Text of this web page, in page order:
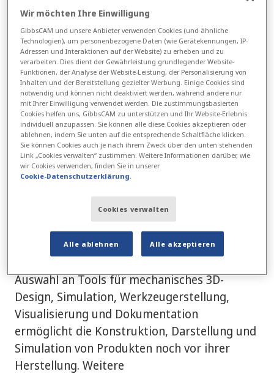
Zertifizierung von Autodesk, Solid Edge und
SOLIDWORKS erhalten.
Ansys
Ansys bietet Software für das direkte
Modellieren in Konstruktion und Fertigung.
Die heraisragende Software von Ansys ist
intuitiv und vollständig CAD-neutral.
Autodesk Inc.- Autodesk Inventor Family,
AutoCAD Mechanica
Die Software Autodesk Inventor bietet
Ingenieuren Funktionen, die über 3D
hinausgehen und bis zum digitalen
Prototyping reichen. Eine umfangreiche
Auswahl an Tools für mechanisches 3D-
Design, Simulation, Werkzeugerstellung,
Visualisierung und Dokumentation
ermöglicht die Konstruktion, Darstellung und
Simulation von Produkten noch vor ihrer
Herstellung. Weitere
Wir möchten Ihre Einwilligung
GibbsCAM und unsere Anbieter verwenden Cookies (und ähnliche
Technologien), um personenbezogene Daten (wie Gerätekennungen, IP-
Adressen und Interaktionen auf der Website) zu erheben und zu
verarbeiten. Dies dient der Gewährleistung grundlegender Website-
Funktionen, der Analyse der Website-Leistung, der Personalisierung von
Inhalten und der Bereitstellung gezielter Werbung. Einige Cookies sind
notwendig und können nicht deaktiviert werden, während andere nur
mit Ihrer Einwilligung verwendet werden. Die zustimmungsbasierten
Cookies helfen uns, GibbsCAM zu unterstützen und Ihr Website-Erlebnis
individuell anzupassen. Sie können alle diese Cookies akzeptieren oder
ablehnen, indem Sie unten auf die entsprechende Schaltfläche klicken.
Sie können Cookies auch je nach ihrem Zweck über den unten stehenden
Link „Cookies verwalten“ zustimmen. Weitere Informationen darüber, wie
wir Cookies verwenden, finden Sie in unserer
Cookie-Datenschutzerklärung.
Cookies verwalten
Alle ablehnen Alle akzeptieren